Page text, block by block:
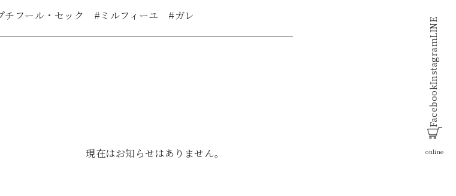
LINE
Instagram
Facebook
online
チフール・セック #ミルフィーユ #ガレ
現在はお知らせはありません。